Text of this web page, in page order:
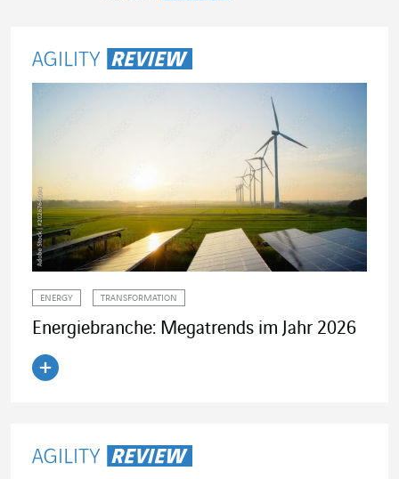
ENERGY TRANSFORMATION
Energiebranche: Megatrends im Jahr 2026